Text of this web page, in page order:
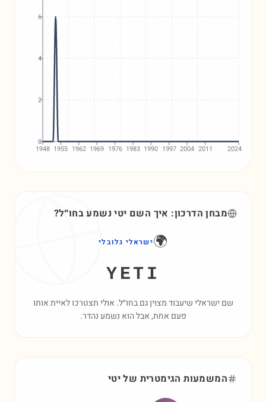
1948 1955 1962 1969 1976 1983 1990 1997 2004 2011 2024
0
2
4
6
מבחן הדרכון: איך השם יטינשמע בחו״ל?
🌍ישראלי גלובלי
YETI
שם ישראלי שיעבוד מצוין גם בחו״ל. אולי תצטרכו לאיית אותו
פעם אחת, אבל הוא נשמע נהדר.
המשמעות הגימטרית שליטי